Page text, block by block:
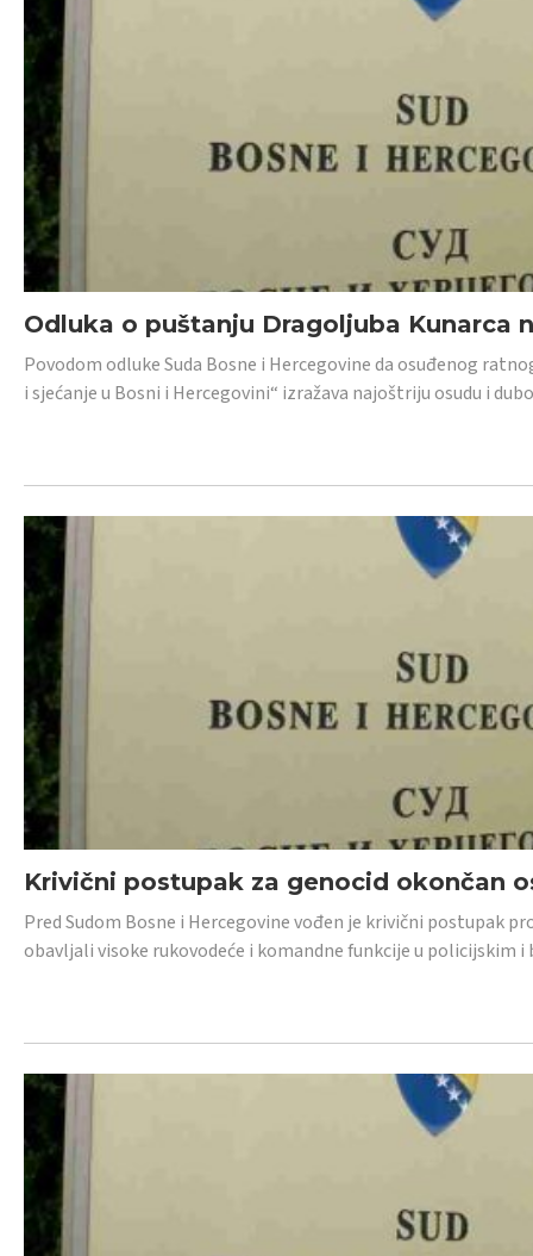
Odluka o puštanju Dragoljuba Kunarca
Povodom odluke Suda Bosne i Hercegovine da osuđenog
i sjećanje u Bosni i Hercegovini“ izražava najoštriju osudu i
Krivični postupak za genocid okončan
Pred Sudom Bosne i Hercegovine vođen je krivični postupak
obavljali visoke rukovodeće i komandne funkcije u policijskim